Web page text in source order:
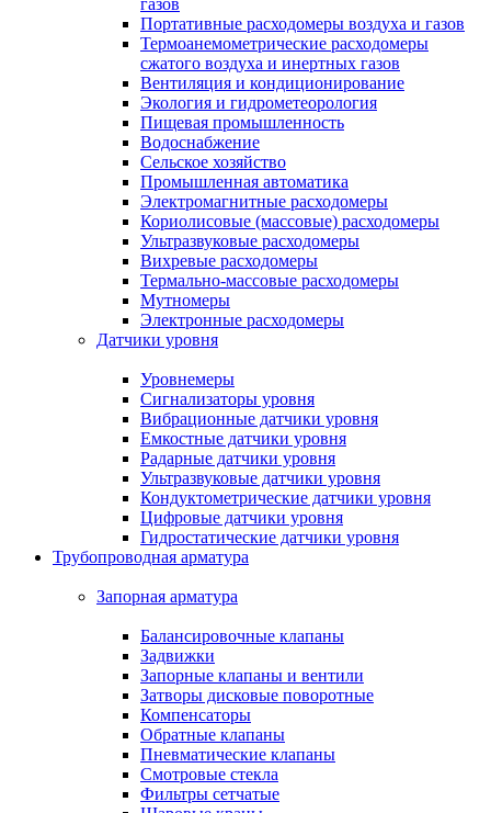
газов
Портативные расходомеры воздуха и газов
Термоанемометрические расходомеры
сжатого воздуха и инертных газов
Вентиляция и кондиционирование
Экология и гидрометеорология
Пищевая промышленность
Водоснабжение
Сельское хозяйство
Промышленная автоматика
Электромагнитные расходомеры
Кориолисовые (массовые) расходомеры
Ультразвуковые расходомеры
Вихревые расходомеры
Термально-массовые расходомеры
Мутномеры
Электронные расходомеры
Датчики уровня
Уровнемеры
Сигнализаторы уровня
Вибрационные датчики уровня
Емкостные датчики уровня
Радарные датчики уровня
Ультразвуковые датчики уровня
Кондуктометрические датчики уровня
Цифровые датчики уровня
Гидростатические датчики уровня
Трубопроводная арматура
Запорная арматура
Балансировочные клапаны
Задвижки
Запорные клапаны и вентили
Затворы дисковые поворотные
Компенсаторы
Обратные клапаны
Пневматические клапаны
Смотровые стекла
Фильтры сетчатые